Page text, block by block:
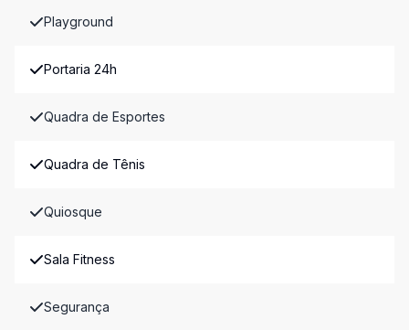
Playground
Portaria 24h
Quadra de Esportes
Quadra de Tênis
Quiosque
Sala Fitness
Segurança